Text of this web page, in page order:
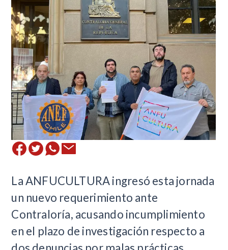
La ANFUCULTURA ingresó esta jornada
un nuevo requerimiento ante
Contraloría, acusando incumplimiento
en el plazo de investigación respecto a